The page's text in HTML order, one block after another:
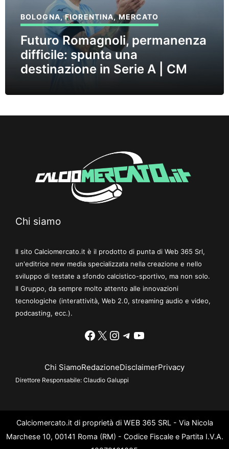
BOLOGNA,FIORENTINA,MERCATO
Futuro Romagnoli, permanenza
difficile: spunta una
destinazione in Serie A | CM
Chi siamo
Il sito Calciomercato.it è il prodotto di punta di Web 365 Srl,
un'editrice new media specializzata nella creazione e nello
sviluppo di testate a sfondo calcistico-sportivo, ma non solo.
Il Gruppo, da sempre molto attento alle innovazioni
tecnologiche (interattività, Web 2.0, streaming audio e video,
podcasting, ecc.).
Facebook
X Instagram
Telegram
YouTube
Chi SiamoRedazioneDisclaimerPrivacy
Direttore Responsabile: Claudio Galuppi
Calciomercato.it di proprietà di WEB 365 SRL - Via Nicola
Marchese 10, 00141 Roma (RM) - Codice Fiscale e Partita I.V.A.